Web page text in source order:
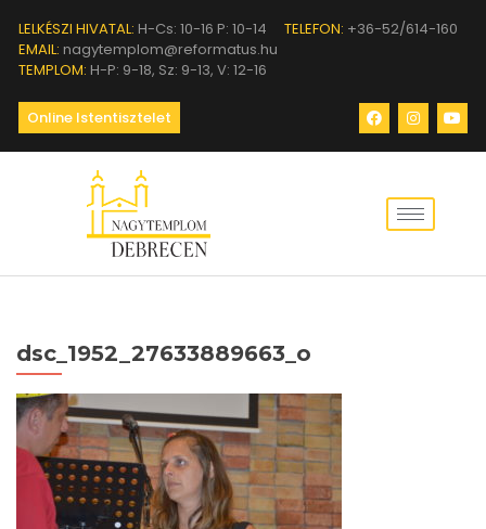
LELKÉSZI HIVATAL: H-Cs: 10-16 P: 10-14 TELEFON: +36-52/614-160
EMAIL: nagytemplom@reformatus.hu
TEMPLOM: H-P: 9-18, Sz: 9-13, V: 12-16
Online Istentisztelet
dsc_1952_27633889663_o